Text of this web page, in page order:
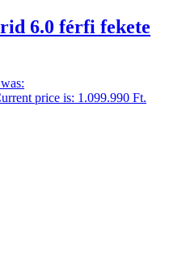
6.0 férfi fekete
price is: 1.099.990 Ft.